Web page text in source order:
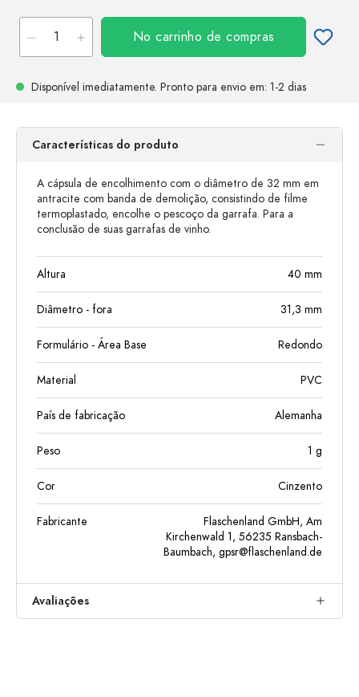
No carrinho de compras
Disponível imediatamente. Pronto para envio em: 1-2 dias
Características do produto
A cápsula de encolhimento com o diâmetro de 32 mm em
antracite com banda de demolição, consistindo de filme
termoplastado, encolhe o pescoço da garrafa. Para a
conclusão de suas garrafas de vinho.
Altura 40 mm
Diâmetro - fora 31,3 mm
Formulário - Área Base Redondo
Material PVC
País de fabricação Alemanha
Peso 1 g
Cor Cinzento
Fabricante
Flaschenland GmbH, Am
Kirchenwald 1, 56235 Ransbach-
Baumbach, gpsr@flaschenland.de
Avaliações